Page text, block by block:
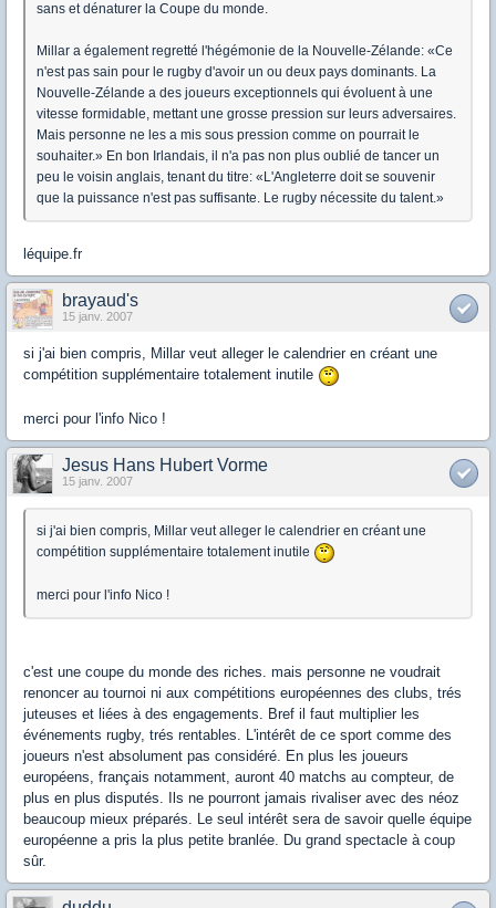
sans et dénaturer la Coupe du monde.
Millar a également regretté l'hégémonie de la Nouvelle-Zélande: «Ce
n'est pas sain pour le rugby d'avoir un ou deux pays dominants. La
Nouvelle-Zélande a des joueurs exceptionnels qui évoluent à une
vitesse formidable, mettant une grosse pression sur leurs adversaires.
Mais personne ne les a mis sous pression comme on pourrait le
souhaiter.» En bon Irlandais, il n'a pas non plus oublié de tancer un
peu le voisin anglais, tenant du titre: «L'Angleterre doit se souvenir
que la puissance n'est pas suffisante. Le rugby nécessite du talent.»
léquipe.fr
brayaud's
15 janv. 2007
si j'ai bien compris, Millar veut alleger le calendrier en créant une
compétition supplémentaire totalement inutile
merci pour l'info Nico !
Jesus Hans Hubert Vorme
15 janv. 2007
si j'ai bien compris, Millar veut alleger le calendrier en créant une
compétition supplémentaire totalement inutile
merci pour l'info Nico !
c'est une coupe du monde des riches. mais personne ne voudrait
renoncer au tournoi ni aux compétitions européennes des clubs, trés
juteuses et liées à des engagements. Bref il faut multiplier les
événements rugby, trés rentables. L'intérêt de ce sport comme des
joueurs n'est absolument pas considéré. En plus les joueurs
européens, français notamment, auront 40 matchs au compteur, de
plus en plus disputés. Ils ne pourront jamais rivaliser avec des néoz
beaucoup mieux préparés. Le seul intérêt sera de savoir quelle équipe
européenne a pris la plus petite branlée. Du grand spectacle à coup
sûr.